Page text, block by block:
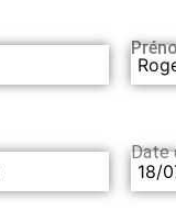
Date
18/